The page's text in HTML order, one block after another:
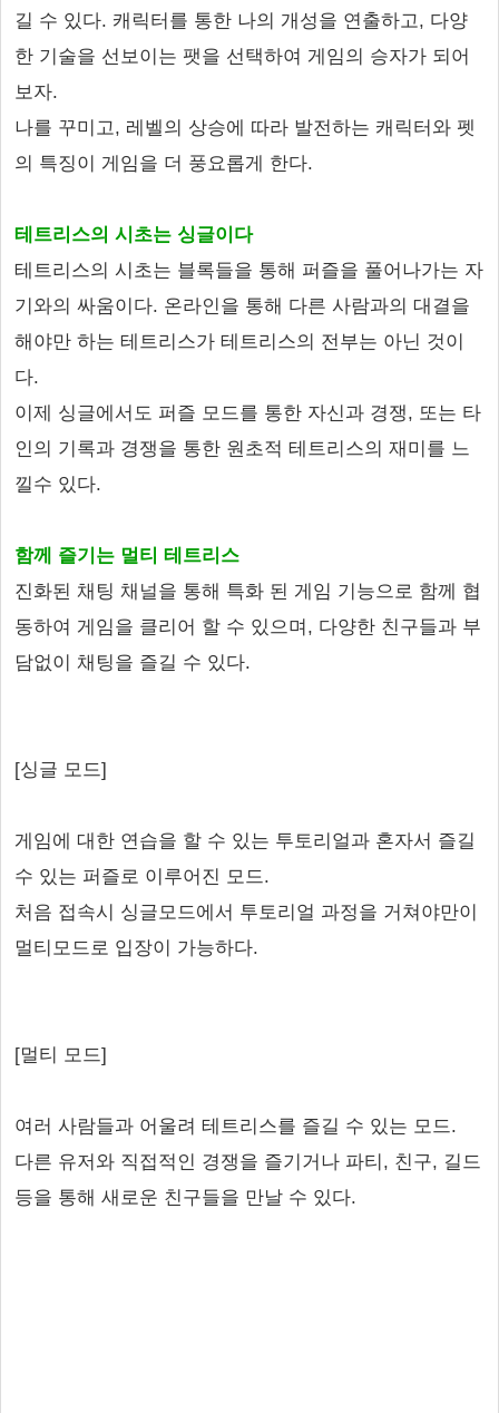
길 수 있다. 캐릭터를 통한 나의 개성을 연출하고, 다양
한 기술을 선보이는 팻을 선택하여 게임의 승자가 되어
보자.
나를 꾸미고, 레벨의 상승에 따라 발전하는 캐릭터와 펫
의 특징이 게임을 더 풍요롭게 한다.
테트리스의 시초는 싱글이다
테트리스의 시초는 블록들을 통해 퍼즐을 풀어나가는 자
기와의 싸움이다. 온라인을 통해 다른 사람과의 대결을
해야만 하는 테트리스가 테트리스의 전부는 아닌 것이
다.
이제 싱글에서도 퍼즐 모드를 통한 자신과 경쟁, 또는 타
인의 기록과 경쟁을 통한 원초적 테트리스의 재미를 느
낄수 있다.
함께 즐기는 멀티 테트리스
진화된 채팅 채널을 통해 특화 된 게임 기능으로 함께 협
동하여 게임을 클리어 할 수 있으며, 다양한 친구들과 부
담없이 채팅을 즐길 수 있다.
[싱글 모드]
게임에 대한 연습을 할 수 있는 투토리얼과 혼자서 즐길
수 있는 퍼즐로 이루어진 모드.
처음 접속시 싱글모드에서 투토리얼 과정을 거쳐야만이
멀티모드로 입장이 가능하다.
[멀티 모드]
여러 사람들과 어울려 테트리스를 즐길 수 있는 모드.
다른 유저와 직접적인 경쟁을 즐기거나 파티, 친구, 길드
등을 통해 새로운 친구들을 만날 수 있다.